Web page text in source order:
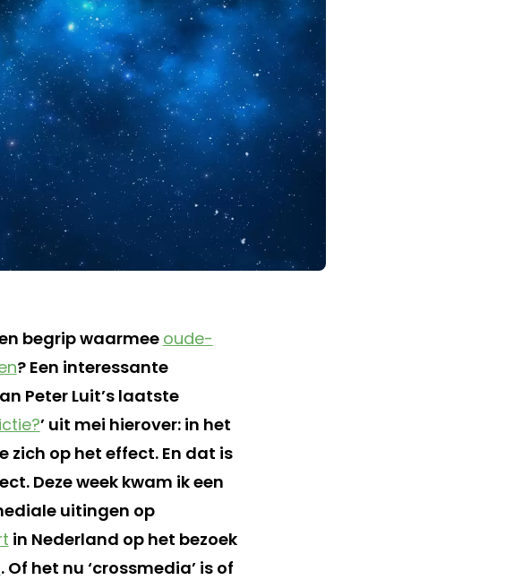
begrip waarmee oude-
? Een interessante
Peter Luit’s laatste
’ uit mei hierover: in het
zich op het effect. En dat is
Deze week kwam ik een
uitingen op
in Nederland op het bezoek
. Of het nu ‘crossmedia’ is of